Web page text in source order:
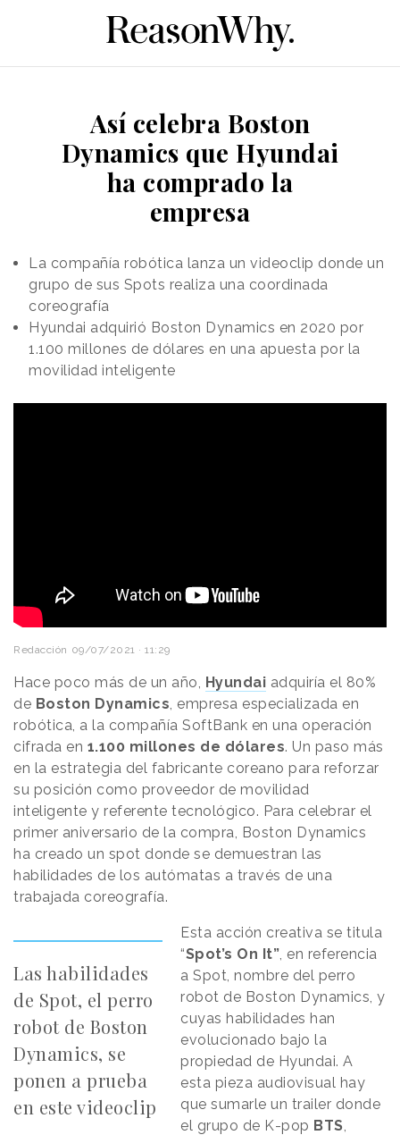
Así celebra Boston
Dynamics que Hyundai
ha comprado la
empresa
La compañía robótica lanza un videoclip donde un
grupo de sus Spots realiza una coordinada
coreografía
Hyundai adquirió Boston Dynamics en 2020 por
1.100 millones de dólares en una apuesta por la
movilidad inteligente
Redacción 09/07/2021 · 11:29
Hace poco más de un año, Hyundai adquiría el 80%
de Boston Dynamics, empresa especializada en
robótica, a la compañía SoftBank en una operación
cifrada en 1.100 millones de dólares. Un paso más
en la estrategia del fabricante coreano para reforzar
su posición como proveedor de movilidad
inteligente y referente tecnológico. Para celebrar el
primer aniversario de la compra, Boston Dynamics
ha creado un spot donde se demuestran las
habilidades de los autómatas a través de una
trabajada coreografía.
Las habilidades
de Spot, el perro
robot de Boston
Dynamics, se
ponen a prueba
en este videoclip
Esta acción creativa se titula
“Spot’s On It”, en referencia
a Spot, nombre del perro
robot de Boston Dynamics, y
cuyas habilidades han
evolucionado bajo la
propiedad de Hyundai. A
esta pieza audiovisual hay
que sumarle un trailer donde
el grupo de K-pop BTS,